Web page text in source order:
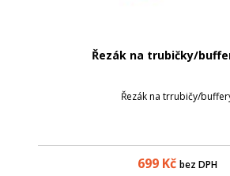
Řezák na trubičky/
Řezák na trrubičy/
699Kč bez DPH